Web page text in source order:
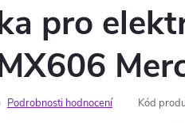
pro
Podrobnosti hodnocení Kód